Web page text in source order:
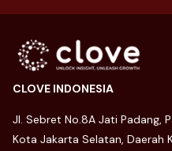
CLOVE INDONESIA
Jl. Sebret No.8A Jati Padang,
Kota Jakarta Selatan, Daerah